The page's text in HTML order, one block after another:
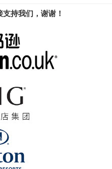
持我们，谢谢！